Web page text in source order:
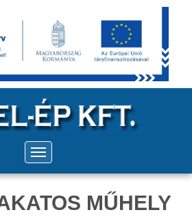
MŰHELY